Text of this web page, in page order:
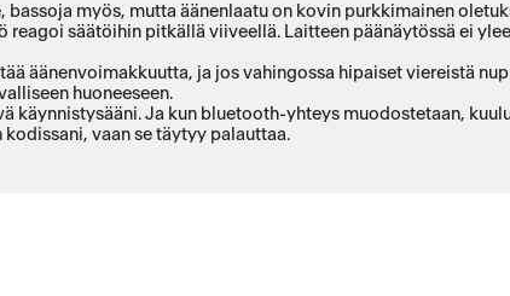
myös, mutta äänenlaatu on kovin purkkimainen
säätöihin pitkällä viiveellä. Laitteen päänäytössä ei
äänenvoimakkuutta, ja jos vahingossa hipaiset viereistä
huoneeseen.
käynnistysääni. Ja kun bluetooth-yhteys muodostetaan,
vaan se täytyy palauttaa.